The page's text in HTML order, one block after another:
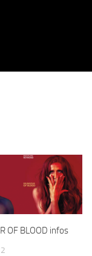
OF BLOOD infos